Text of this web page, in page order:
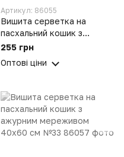
Артикул: 86055
Вишита серветка на
пасхальний кошик з
ажурним мереживом
255 грн
Оптові ціни